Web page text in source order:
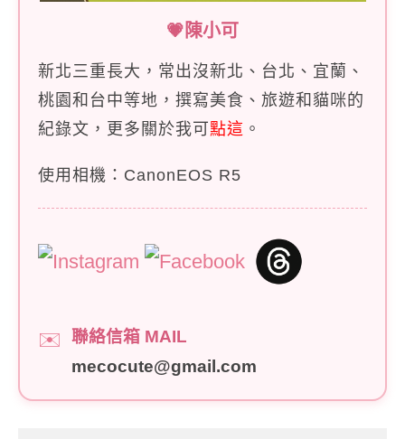
💗陳小可
新北三重長大，常出沒新北、台北、宜蘭、
桃園和台中等地，撰寫美食、旅遊和貓咪的
紀錄文，更多關於我可 點這 。
使用相機：CanonEOS R5
✉️
聯絡信箱 MAIL
mecocute@gmail.com